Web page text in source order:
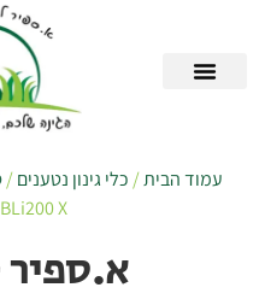
עמוד הבית/כלי גינון נטענים/
X